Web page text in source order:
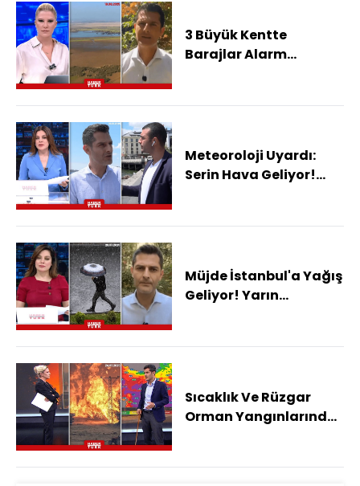
3 Büyük Kentte
Barajlar Alarm
Meteoroloji Uyardı:
Serin Hava Geliyor!
Müjde İstanbul'a Yağış
Geliyor! Yarın
Sıcaklık Ve Rüzgar
Orman Yangınlarında